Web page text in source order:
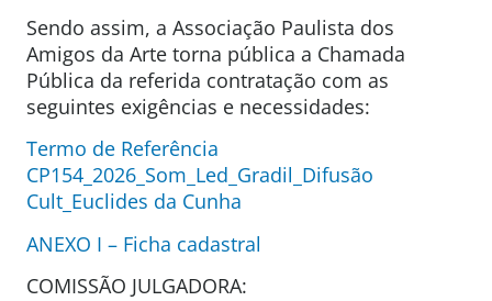
Sendo assim, a Associação Paulista dos
Amigos da Arte torna pública a Chamada
Pública da referida contratação com as
seguintes exigências e necessidades:
Termo de Referência
CP154_2026_Som_Led_Gradil_Difusão
Cult_Euclides da Cunha
ANEXO I – Ficha cadastral
COMISSÃO JULGADORA: